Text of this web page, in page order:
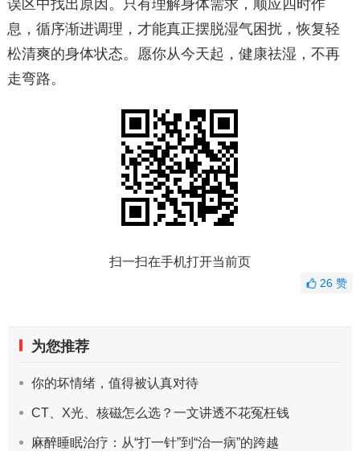
误区中找出原因。只有理解身体需求，顺应四时作
息，循序渐进调理，才能真正摆脱湿气困扰，恢复轻
松清爽的身体状态。愿你从今天起，健康祛湿，不再
走弯路。
扫一扫在手机打开当前页
26赞
为您推荐
你的坏情绪，值得被认真对待
CT、X光、核磁怎么选？一文讲透不花冤枉钱
麻醉睡眠治疗：从“打一针”到“治一病”的跨越